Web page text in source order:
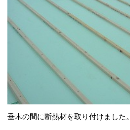
垂木の間に断熱材を取り付けました。